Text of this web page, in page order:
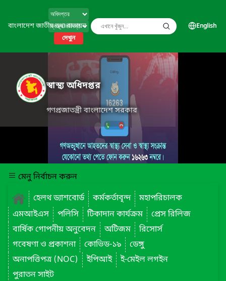
বাংলাদেশ জাতীয় তথ্য বাতায়ন
দেখুন
English
স্বাস্থ্য অধিদপ্তর
গণপ্রজাতন্ত্রী বাংলাদেশ সরকার
মেনু নির্বাচন করুন
হেলথ ড্যাশবোর্ড
কর্মকর্তাবৃন্দ
মহাপরিচালক
এমআইএস
পলিসি টিকাদান কার্যক্রম
প্রেস রিলিজ
বার্ষিক গোপনীয় অনুবেদন
অটিজম
রিসোর্স
গবেষণা ও প্রকাশনা
কোভিড-১৯
ডেঙ্গু
অনাপত্তিপত্র (NOC)
ইপিআই
ই-মেইল লগইন
পুরাতন সাইট